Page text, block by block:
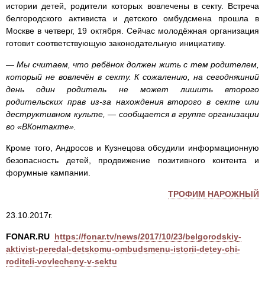
истории детей, родители которых вовлечены в секту. Встреча
белгородского активиста и детского омбудсмена прошла в
Москве в четверг, 19 октября. Сейчас молодёжная организация
готовит соответствующую законодательную инициативу.
— Мы считаем, что ребёнок должен жить с тем родителем,
который не вовлечён в секту. К сожалению, на сегодняшний
день один родитель не может лишить второго
родительских прав из-за нахождения второго в секте или
деструктивном культе, — сообщается в группе организации
во «ВКонтакте».
Кроме того, Андросов и Кузнецова обсудили информационную
безопасность детей, продвижение позитивного контента и
форумные кампании.
ТРОФИМ НАРОЖНЫЙ
23.10.2017г.
FONAR.RU https://fonar.tv/news/2017/10/23/belgorodskiy-
aktivist-peredal-detskomu-ombudsmenu-istorii-detey-chi-
roditeli-vovlecheny-v-sektu